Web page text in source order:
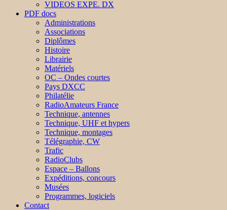
VIDEOS EXPE. DX
PDF docs
Administrations
Associations
Diplômes
Histoire
Librairie
Matériels
OC – Ondes courtes
Pays DXCC
Philatélie
RadioAmateurs France
Technique, antennes
Technique, UHF et hypers
Technique, montages
Télégraphie, CW
Trafic
RadioClubs
Espace – Ballons
Expéditions, concours
Musées
Programmes, logiciels
Contact